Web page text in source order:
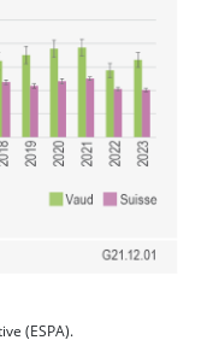
(ESPA).